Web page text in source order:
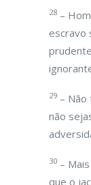
28 –
escravo
29 –
não
30 –
que o